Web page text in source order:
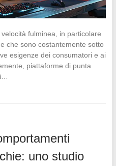
fulminea, in particolare
che sono costantemente sotto
esigenze dei consumatori e ai
piattaforme di punta
uno studio